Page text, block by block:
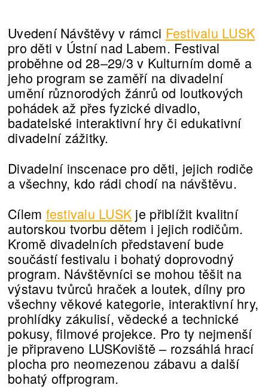
Uvedení Návštěvy v rámci Festivalu LUSK
pro děti v Ústní nad Labem. Festival
proběhne od 28–29/3 v Kulturním domě a
jeho program se zaměří na divadelní
umění různorodých žánrů od loutkových
pohádek až přes fyzické divadlo,
badatelské interaktivní hry či edukativní
divadelní zážitky.
Divadelní inscenace pro děti, jejich rodiče
a všechny, kdo rádi chodí na návštěvu.
Cílem festivalu LUSK je přiblížit kvalitní
autorskou tvorbu dětem i jejich rodičům.
Kromě divadelních představení bude
součástí festivalu i bohatý doprovodný
program. Návštěvníci se mohou těšit na
výstavu tvůrců hraček a loutek, dílny pro
všechny věkové kategorie, interaktivní hry,
prohlídky zákulisí, vědecké a technické
pokusy, filmové projekce. Pro ty nejmenší
je připraveno LUSKoviště – rozsáhlá hrací
plocha pro neomezenou zábavu a další
bohatý offprogram.